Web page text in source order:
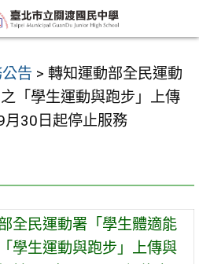
告 > 轉知運動部全民運動
「學生運動與跑步」上傳
30日起停止服務
全民運動署「學生體適能
學生運動與跑步」上傳與